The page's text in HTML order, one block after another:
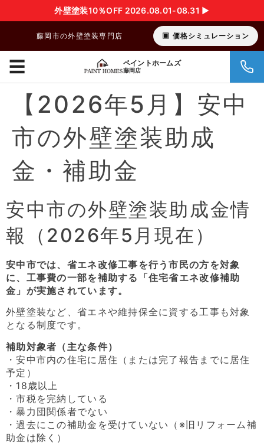
外壁塗装10％OFF 2026.08.01-08.31 ▶︎
藤岡市の外壁塗装専門店 価格シミュレーション
ペイントホームズ
藤岡店
☰
【2026年5月】安中
市の外壁塗装助成
金・補助金
安中市の外壁塗装助成金情
報（2026年5月現在）
安中市では、省エネ改修工事を行う市民の方を対象
に、工事費の一部を補助する「住宅省エネ改修補助
金」が実施されています。
外壁塗装など、省エネや維持保全に資する工事も対象
となる制度です。
補助対象者（主な条件）
・安中市内の住宅に居住（または完了報告までに居住
予定）
・18歳以上
・市税を完納している
・暴力団関係者でない
・過去にこの補助金を受けていない（※旧リフォーム補
助金は除く）